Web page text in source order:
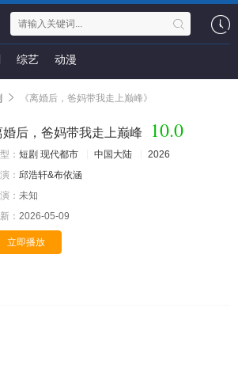
综艺 动漫
《离婚后，爸妈带我走上巅峰》
婚后，爸妈带我走上巅峰 10.0
： 短剧 现代都市 中国大陆
2026
： 邱浩轩&布依涵
： 未知
： 2026-05-09
立即播放